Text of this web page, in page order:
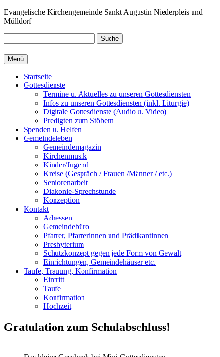
Zum
Inhalt
Evangelische Kirchengemeinde Sankt Augustin Niederpleis und
Mülldorf
Suche
Menü
Startseite
Gottesdienste
Termine u. Aktuelles zu unseren Gottesdiensten
Infos zu unseren Gottesdiensten (inkl. Liturgie)
Digitale Gottesdienste (Audio u. Video)
Predigten zum Stöbern
Spenden u. Helfen
Gemeindeleben
Gemeindemagazin
Kirchenmusik
Kinder/Jugend
Kreise (Gespräch / Frauen /Männer / etc.)
Seniorenarbeit
Diakonie-Sprechstunde
Konzeption
Kontakt
Adressen
Gemeindebüro
Pfarrer, Pfarrerinnen und Prädikantinnen
Presbyterium
Schutzkonzept gegen jede Form von Gewalt
Einrichtungen, Gemeindehäuser etc.
Taufe, Trauung, Konfirmation
Eintritt
Taufe
Konfirmation
Hochzeit
Gratulation zum Schulabschluss!